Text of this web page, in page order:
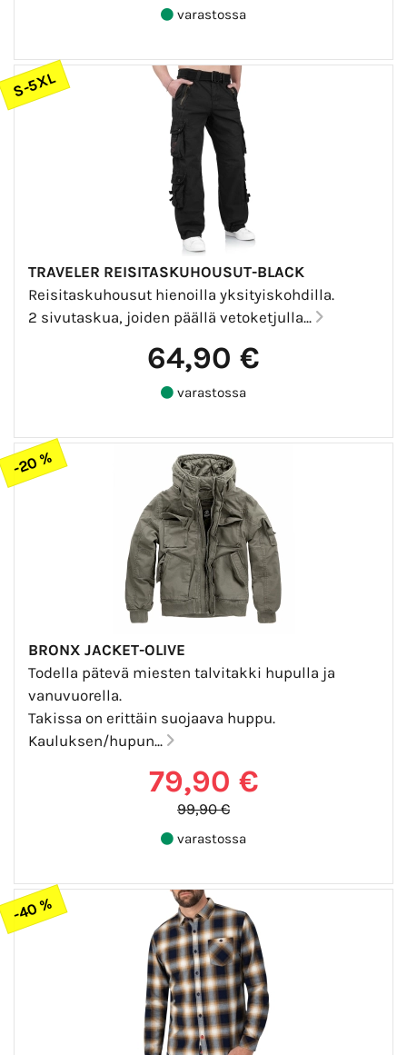
varastossa
S-5XL
TRAVELER REISITASKUHOUSUT-BLACK
Reisitaskuhousut hienoilla yksityiskohdilla.
2 sivutaskua, joiden päällä vetoketjulla...
64,90 €
varastossa
-20 %
BRONX JACKET-OLIVE
Todella pätevä miesten talvitakki hupulla ja
vanuvuorella.
Takissa on erittäin suojaava huppu.
Kauluksen/hupun...
79,90 €
99,90 €
varastossa
-40 %